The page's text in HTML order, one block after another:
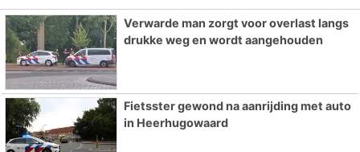
Verwarde man zorgt voor overlast langs
drukke weg en wordt aangehouden
Fietsster gewond na aanrijding met auto
in Heerhugowaard